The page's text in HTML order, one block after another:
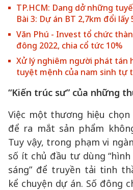
TP.HCM: Dang dở những
Bài 3: Dự án BT 2,7km đổi lấy
Văn Phú - Invest tổ chức
đông 2022, chia cổ tức 10%
Xử lý nghiêm người phát tán
tuyệt mệnh của nam sinh tự
“Kiến trúc sư” của những
Việc một thương hiệu
để ra mắt sản phẩm
Tuy vậy, trong phạm vi
số ít chủ đầu tư dùng
sáng” để truyền tải tinh
kể chuyện dự án. Số đông